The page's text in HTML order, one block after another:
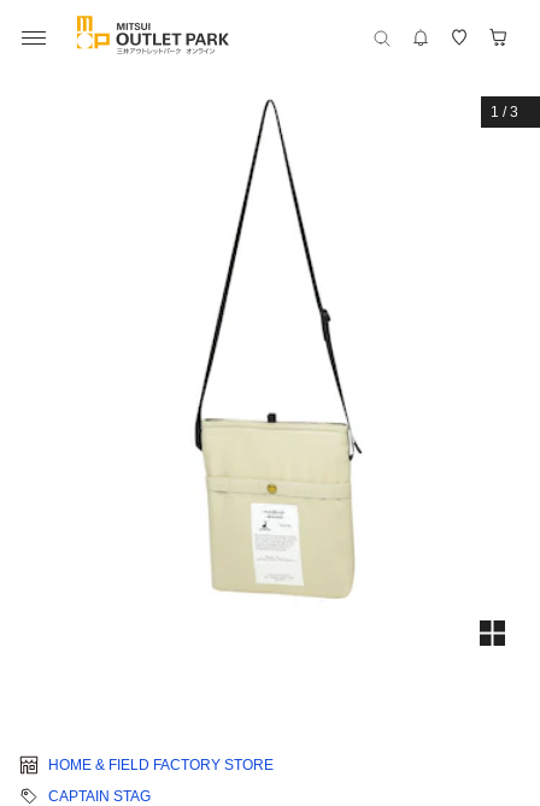
1 /3
HOME & FIELD FACTORY STORE
CAPTAIN STAG